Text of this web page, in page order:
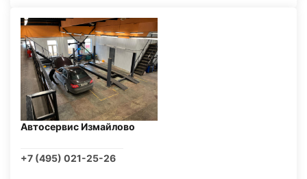
Автосервис Измайлово
+7 (495) 021-25-26